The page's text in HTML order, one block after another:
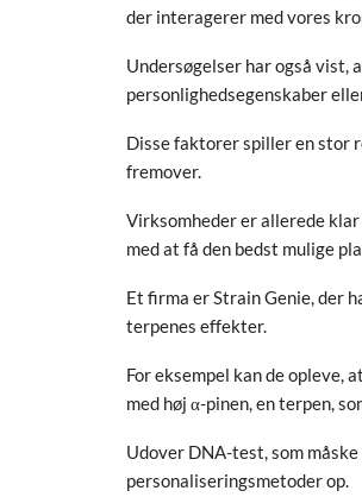
der interagerer med vores
Undersøgelser har også vist,
personlighedsegenskaber
Disse faktorer spiller en stor
fremover.
Virksomheder er allerede
med at få den bedst mulige
Et firma er Strain Genie, der
terpenes effekter.
For eksempel kan de opleve,
med høj α-pinen, en terpen,
Udover DNA-test, som
personaliseringsmetoder op.